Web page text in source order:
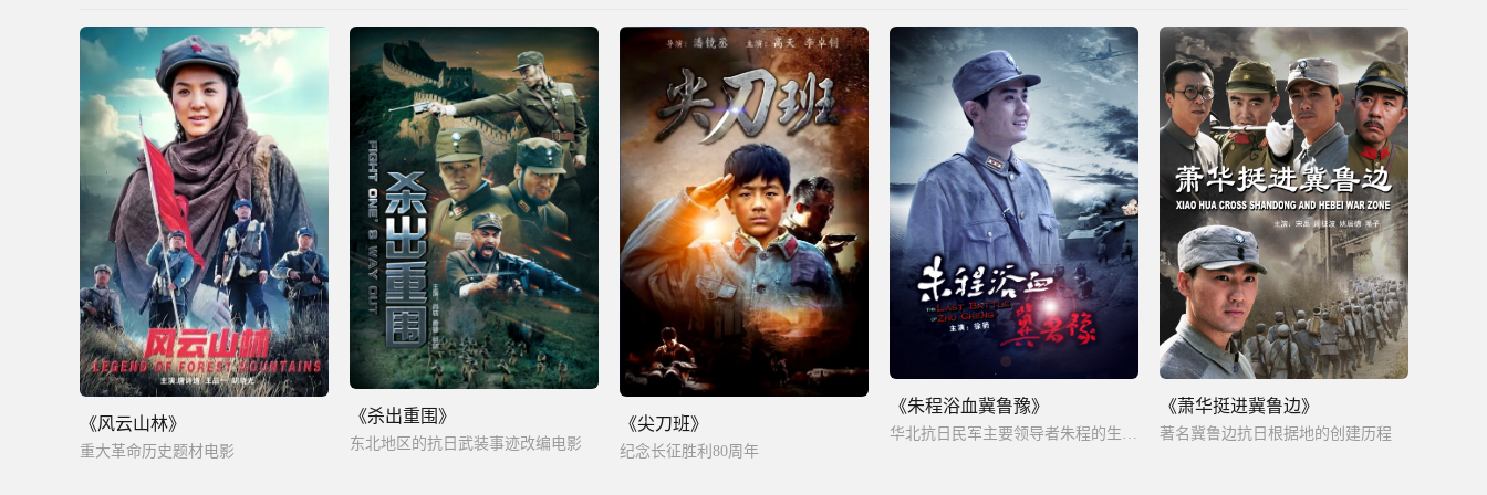
《风云山林》
重大革命历史题材电影
《杀出重围》
东北地区的抗日武装事迹改编电影
《尖刀班》
纪念长征胜利80周年
《朱程浴血冀鲁豫》 《萧华挺进冀鲁边》
著名冀鲁边抗日根据地的创建历程